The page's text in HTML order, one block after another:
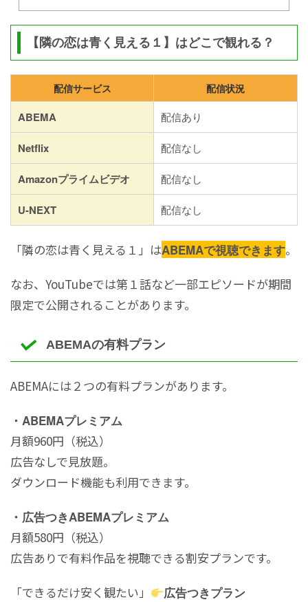
【隣の恋は青く見える１】はどこで観れる？
配信サービス 配信状況
ABEMA 配信あり
Netflix 配信なし
Amazonプライムビデオ 配信なし
U-NEXT 配信なし
「隣の恋は青く見える１」はABEMAで視聴できます。
なお、YouTubeでは第１話など一部エピソードが期間
限定で公開されることがあります。
ABEMAの有料プラン
ABEMAには２つの有料プランがあります。
・ ABEMAプレミアム
月額960円（税込）
広告なしで見放題。
ダウンロード機能も利用できます。
・ 広告つきABEMAプレミアム
月額580円（税込）
広告ありで有料作品を視聴できる割安プランです。
「できるだけ安く観たい」
広告つきプラン